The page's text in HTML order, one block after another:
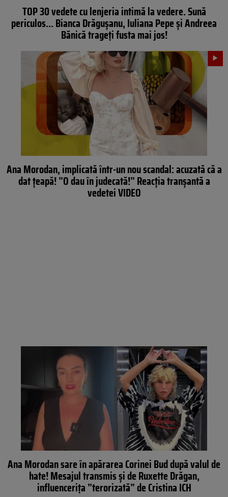
TOP 30 vedete cu lenjeria intimă la vedere. Sună
periculos… Bianca Drăguşanu, Iuliana Pepe şi Andreea
Bănică trageţi fusta mai jos!
Ana Morodan, implicată într-un nou scandal: acuzată că a
dat țeapă! ”O dau în judecată!” Reacția tranșantă a
vedetei VIDEO
Ana Morodan sare în apărarea Corinei Bud după valul de
hate! Mesajul transmis și de Ruxette Drăgan,
influencerița ”terorizată” de Cristina ICH